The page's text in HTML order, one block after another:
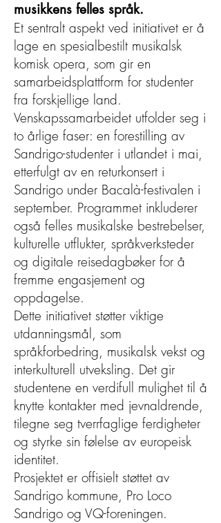
musikkens felles språk.
Et sentralt aspekt ved initiativet er å
lage en spesialbestilt musikalsk
komisk opera, som gir en
samarbeidsplattform for studenter
fra forskjellige land.
Venskapssamarbeidet utfolder seg i
to årlige faser: en forestilling av
Sandrigo-studenter i utlandet i mai,
etterfulgt av en returkonsert i
Sandrigo under Bacalà-festivalen i
september. Programmet inkluderer
også felles musikalske bestrebelser,
kulturelle utflukter, språkverksteder
og digitale reisedagbøker for å
fremme engasjement og
oppdagelse.
Dette initiativet støtter viktige
utdanningsmål, som
språkforbedring, musikalsk vekst og
interkulturell utveksling. Det gir
studentene en verdifull mulighet til å
knytte kontakter med jevnaldrende,
tilegne seg tverrfaglige ferdigheter
og styrke sin følelse av europeisk
identitet.
Prosjektet er offisielt støttet av
Sandrigo kommune, Pro Loco
Sandrigo og VQ-foreningen.